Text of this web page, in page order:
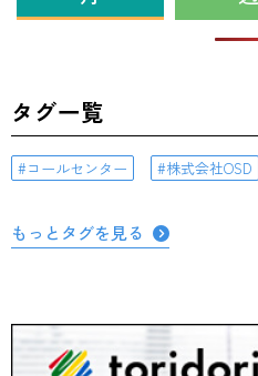
タグ一覧
コールセンター 株式会社OSD
もっとタグを見る